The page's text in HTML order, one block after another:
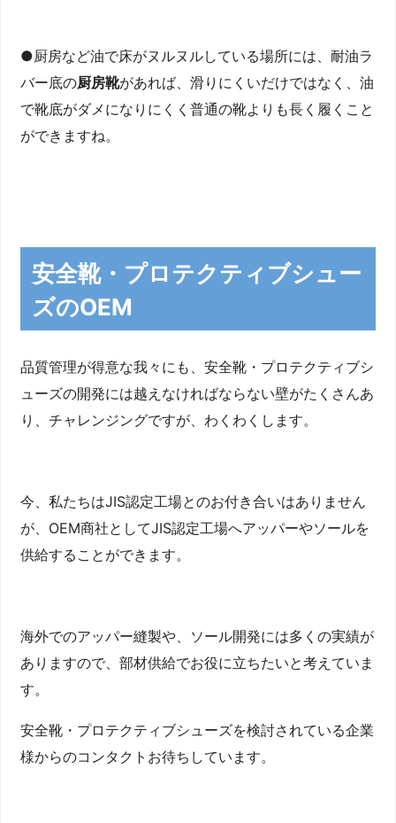
●厨房など油で床がヌルヌルしている場所には、耐油ラ
バー底の厨房靴があれば、滑りにくいだけではなく、油
で靴底がダメになりにくく普通の靴よりも長く履くこと
ができますね。
安全靴・プロテクティブシュー
ズのOEM
品質管理が得意な我々にも、安全靴・プロテクティブシ
ューズの開発には越えなければならない壁がたくさんあ
り、チャレンジングですが、わくわくします。
今、私たちはJIS認定工場とのお付き合いはありません
が、OEM商社としてJIS認定工場へアッパーやソールを
供給することができます。
海外でのアッパー縫製や、ソール開発には多くの実績が
ありますので、部材供給でお役に立ちたいと考えていま
す。
安全靴・プロテクティブシューズを検討されている企業
様からのコンタクトお待ちしています。